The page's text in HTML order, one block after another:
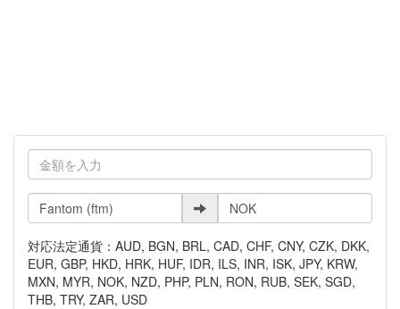
対応法定通貨：AUD, BGN, BRL, CAD, CHF, CNY, CZK, DKK,
EUR, GBP, HKD, HRK, HUF, IDR, ILS, INR, ISK, JPY, KRW,
MXN, MYR, NOK, NZD, PHP, PLN, RON, RUB, SEK, SGD,
THB, TRY, ZAR, USD